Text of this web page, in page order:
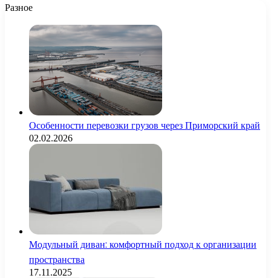
Разное
Особенности перевозки грузов через Приморский край
02.02.2026
Модульный диван: комфортный подход к организации
пространства
17.11.2025